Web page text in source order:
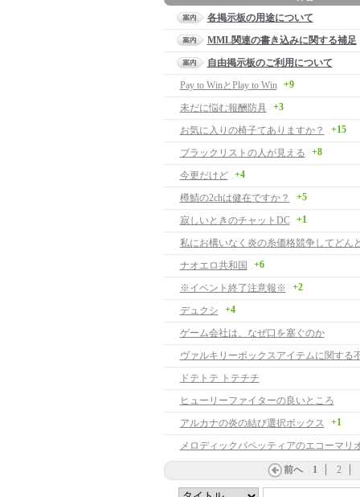
各掲示板の用途について
MML関連の書き込みに関する補足
自由掲示板のご利用について
Pay to WinとPlay to Win
+9
未だに悩む報酬防具 +3
お気に入りの椅子てありますか？ +15
ブラックリストの人が見える +8
今更だけど +4
樽鯖の2chは健在ですか？ +5
寂しいときのチャットDC +1
ナオエロ共和国 +6
※イベント終了注意報※ +2
デュクシ +4
ゲーム会社は、なぜ口を塞ぐのか
ヴァルキリーボックスアイテムに関する
ドテトテ トテチチ
ヒューリーファイターの良いところ
アルカナの炎の結び選択ボックス
+1
前へ 1 2